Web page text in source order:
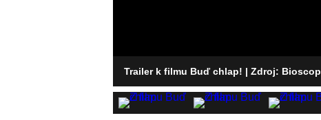
Trailer k filmu Buď chlap! | Zdroj: Bioscop